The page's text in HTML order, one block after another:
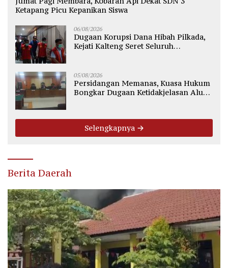
Ketapang Picu Kepanikan Siswa
06/08/2026
Dugaan Korupsi Dana Hibah Pilkada,
Kejati Kalteng Seret Seluruh
05/08/2026
Persidangan Memanas, Kuasa Hukum
Bongkar Dugaan Ketidakjelasan Alur
Selengkapnya
Berita Daerah